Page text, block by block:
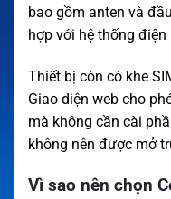
bao gồm anten và
hợp với hệ thống điện
Thiết bị còn có khe
Giao diện web cho
mà không cần cài
không nên được mở
Vì sao nên chọn